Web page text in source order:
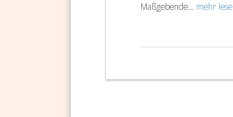
Maßgebende... mehr